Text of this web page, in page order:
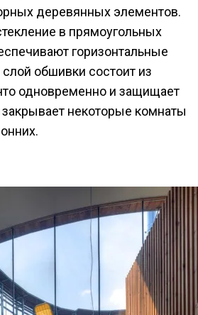
деревянных элементов.
в прямоугольных
горизонтальные
обшивки состоит из
одновременно и защищает
некоторые комнаты